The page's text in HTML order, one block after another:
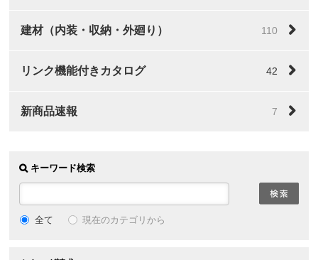
建材（内装・収納・外廻り） 110
リンク機能付きカタログ 42
新商品速報 7
キーワード検索
全て 現在のカテゴリから